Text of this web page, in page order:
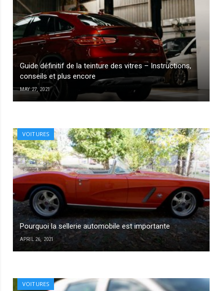
Guide définitif de la teinture des vitres – Instructions,
conseils et plus encore
MAY 27, 2021
VOITURES
Pourquoi la sellerie automobile est importante
APRIL 26, 2021
VOITURES